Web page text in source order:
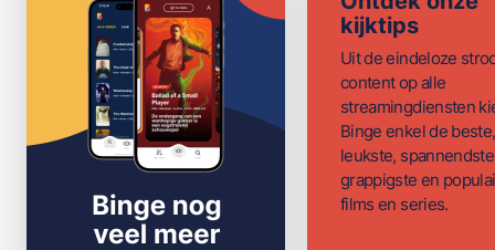
kijktips
Uit de eindeloze
content op alle
streamingdiensten
Binge enkel de beste,
leukste,
grappigste en
films en series.